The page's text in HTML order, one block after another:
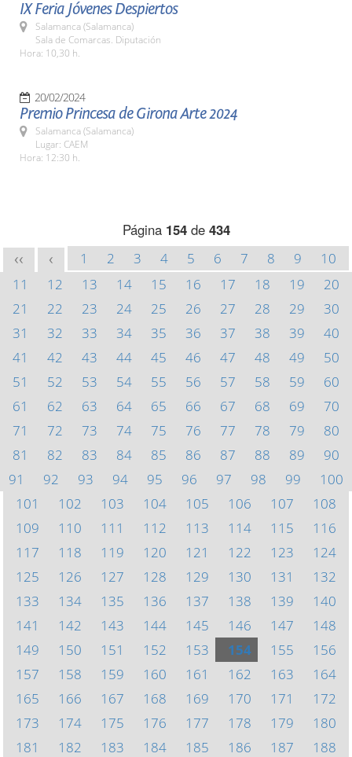
IX Feria Jóvenes Despiertos
Salamanca (Salamanca)
Sala de Comarcas. Diputación
Hora: 10,30 h.
20/02/2024
Premio Princesa de Girona Arte 2024
Salamanca (Salamanca)
Lugar: CAEM
Hora: 12:30 h.
Página 154de 434
<< < 1 2 3 4 5 6 7 8 9
10
11
12 13 14 15 16 17 18 19
20
21
22 23 24 25 26 27 28 29
30
31
32 33 34 35 36 37 38 39
40
41
42 43 44 45 46 47 48 49
50
51
52 53 54 55 56 57 58 59
60
61
62 63 64 65 66 67 68 69
70
71
72 73 74 75 76 77 78 79
80
81
82 83 84 85 86 87 88 89
90
91
92 93 94 95 96 97 98 99
100
101
102 103 104 105 106 107
108
109
110 111 112 113 114 115
116
117
118 119 120 121 122 123
124
125
126 127 128 129 130 131
132
133
134 135 136 137 138 139
140
141
142 143 144 145 146 147
148
149
150 151 152 153 154 155
156
157
158 159 160 161 162 163
164
165
166 167 168 169 170 171
172
173
174 175 176 177 178 179
180
181
182 183 184 185 186 187
188